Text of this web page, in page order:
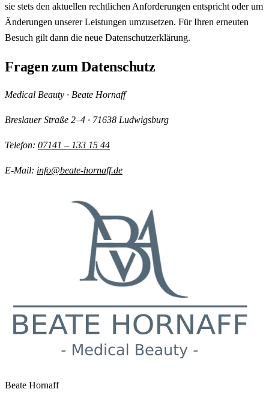
sie stets den aktuellen rechtlichen Anforderungen entspricht oder um
Änderungen unserer Leistungen umzusetzen. Für Ihren erneuten
Besuch gilt dann die neue Datenschutzerklärung.
Fragen zum Datenschutz
Medical Beauty · Beate Hornaff
Breslauer Straße 2–4 · 71638 Ludwigsburg
Telefon: 07141 – 133 15 44
E-Mail: info@beate-hornaff.de
Beate Hornaff